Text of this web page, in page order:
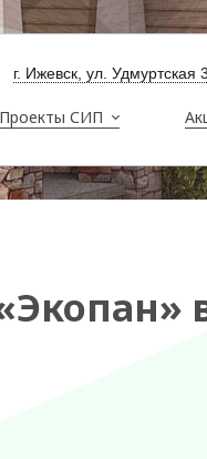
г. Ижевск, ул.
Проекты СИП